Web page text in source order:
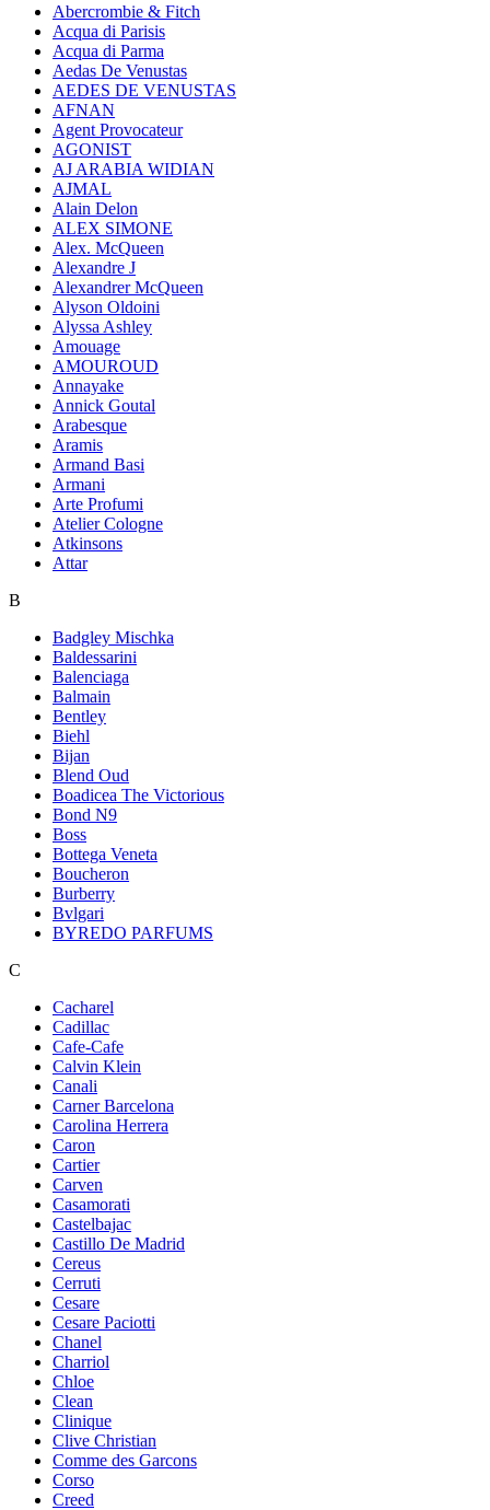
Abercrombie & Fitch
Acqua di Parisis
Acqua di Parma
Aedas De Venustas
AEDES DE VENUSTAS
AFNAN
Agent Provocateur
AGONIST
AJ ARABIA WIDIAN
AJMAL
Alain Delon
ALEX SIMONE
Alex. McQueen
Alexandre J
Alexandrer McQueen
Alyson Oldoini
Alyssa Ashley
Amouage
AMOUROUD
Annayake
Annick Goutal
Arabesque
Aramis
Armand Basi
Armani
Arte Profumi
Atelier Cologne
Atkinsons
Attar
B
Badgley Mischka
Baldessarini
Balenciaga
Balmain
Bentley
Biehl
Bijan
Blend Oud
Boadicea The Victorious
Bond N9
Boss
Bottega Veneta
Boucheron
Burberry
Bvlgari
BYREDO PARFUMS
C
Cacharel
Cadillac
Cafe-Cafe
Calvin Klein
Canali
Carner Barcelona
Carolina Herrera
Caron
Cartier
Carven
Casamorati
Castelbajac
Castillo De Madrid
Cereus
Cerruti
Cesare
Cesare Paciotti
Chanel
Charriol
Chloe
Clean
Clinique
Clive Christian
Comme des Garcons
Corso
Creed